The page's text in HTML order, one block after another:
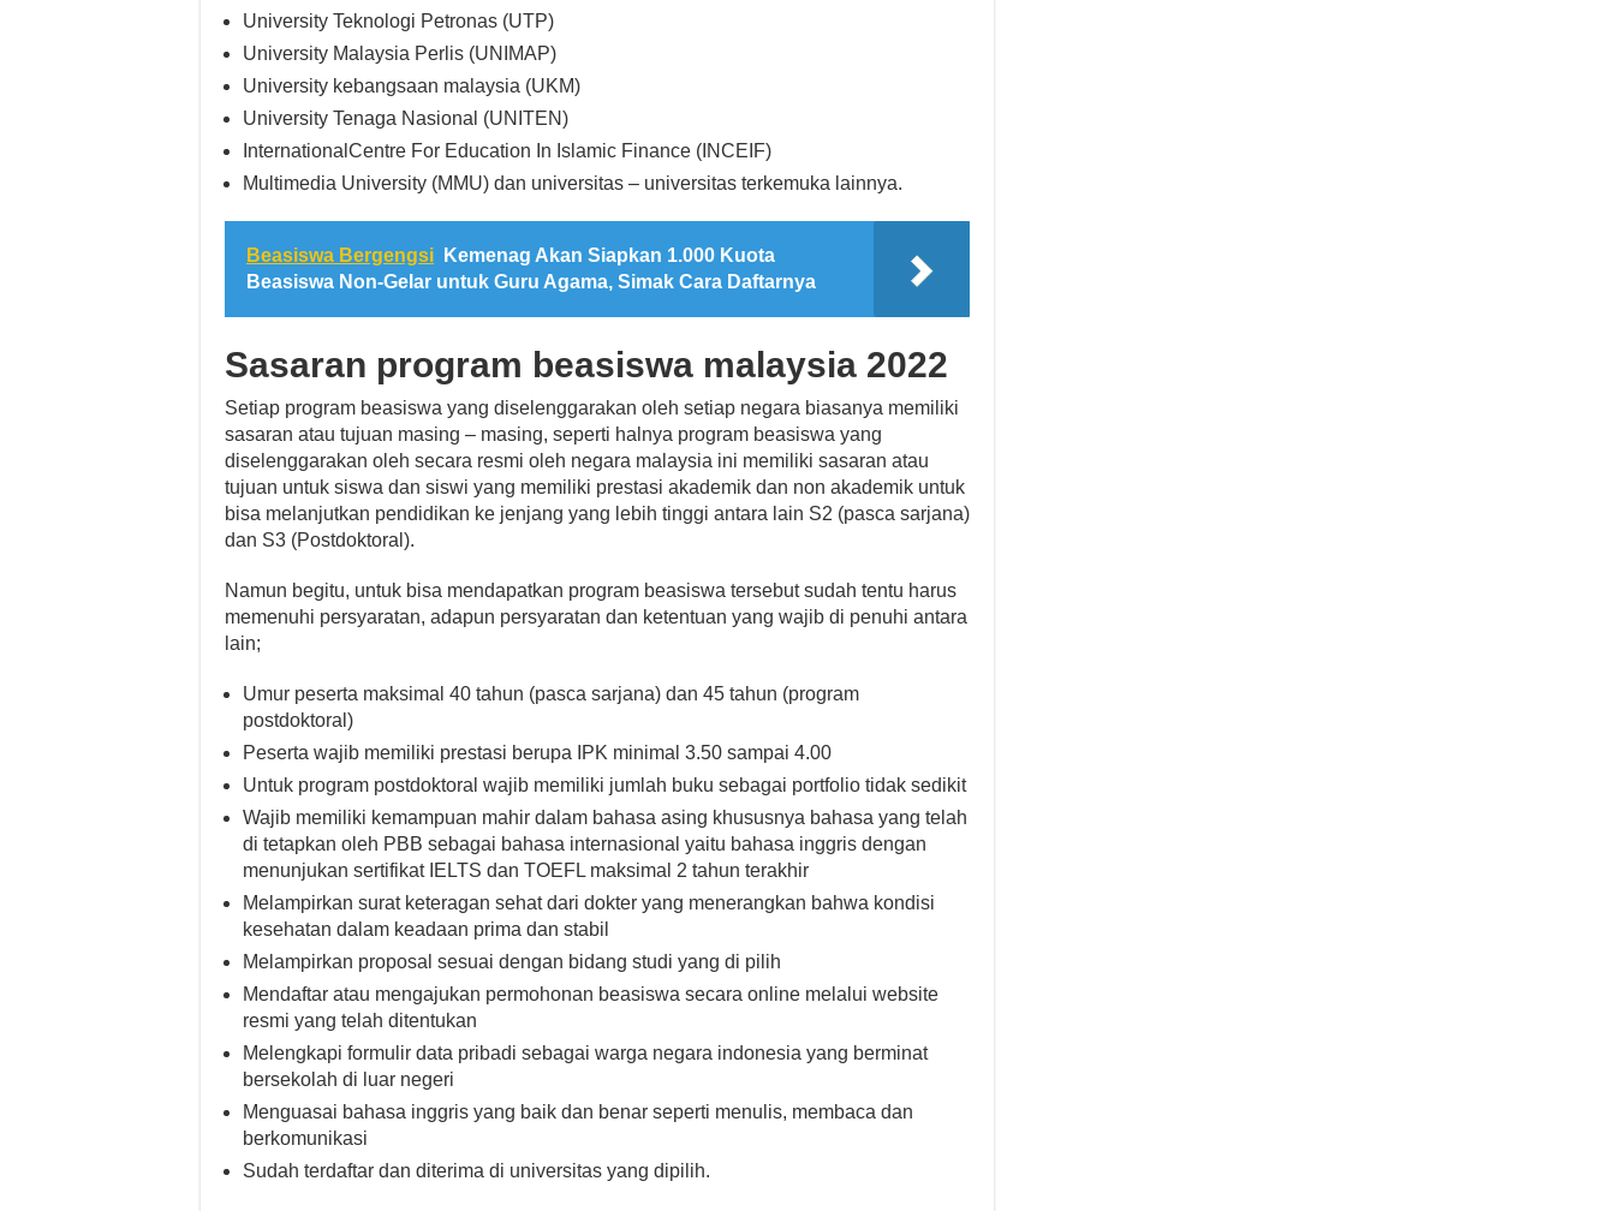
University Teknologi Petronas (UTP)
University Malaysia Perlis (UNIMAP)
University kebangsaan malaysia (UKM)
University Tenaga Nasional (UNITEN)
InternationalCentre For Education In Islamic Finance (INCEIF)
Multimedia University (MMU) dan universitas – universitas terkemuka lainnya.
Beasiswa Bergengsi
Kemenag Akan Siapkan 1.000 Kuota
Beasiswa Non-Gelar untuk Guru Agama, Simak Cara Daftarnya
Sasaran program beasiswa malaysia 2022
Setiap program beasiswa yang diselenggarakan oleh setiap negara biasanya memiliki
sasaran atau tujuan masing – masing, seperti halnya program beasiswa yang
diselenggarakan oleh secara resmi oleh negara malaysia ini memiliki sasaran atau
tujuan untuk siswa dan siswi yang memiliki prestasi akademik dan non akademik untuk
bisa melanjutkan pendidikan ke jenjang yang lebih tinggi antara lain S2 (pasca sarjana)
dan S3 (Postdoktoral).
Namun begitu, untuk bisa mendapatkan program beasiswa tersebut sudah tentu harus
memenuhi persyaratan, adapun persyaratan dan ketentuan yang wajib di penuhi antara
lain;
Umur peserta maksimal 40 tahun (pasca sarjana) dan 45 tahun (program
postdoktoral)
Peserta wajib memiliki prestasi berupa IPK minimal 3.50 sampai 4.00
Untuk program postdoktoral wajib memiliki jumlah buku sebagai portfolio tidak sedikit
Wajib memiliki kemampuan mahir dalam bahasa asing khususnya bahasa yang telah
di tetapkan oleh PBB sebagai bahasa internasional yaitu bahasa inggris dengan
menunjukan sertifikat IELTS dan TOEFL maksimal 2 tahun terakhir
Melampirkan surat keteragan sehat dari dokter yang menerangkan bahwa kondisi
kesehatan dalam keadaan prima dan stabil
Melampirkan proposal sesuai dengan bidang studi yang di pilih
Mendaftar atau mengajukan permohonan beasiswa secara online melalui website
resmi yang telah ditentukan
Melengkapi formulir data pribadi sebagai warga negara indonesia yang berminat
bersekolah di luar negeri
Menguasai bahasa inggris yang baik dan benar seperti menulis, membaca dan
berkomunikasi
Sudah terdaftar dan diterima di universitas yang dipilih.